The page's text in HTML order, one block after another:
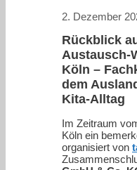
2. Dezember
Rückblick
Austausch-
Köln –
dem
Kita-Alltag
Im Zeitraum
Köln ein
organisiert von